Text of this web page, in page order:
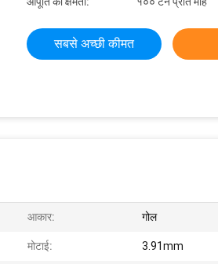
सबसे अच्छी कीमत
आकार: गोल
मोटाई: 3.91mm